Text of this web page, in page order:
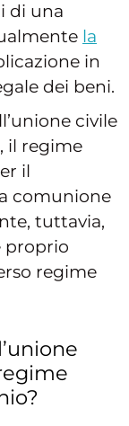
di una
la
in
dei beni.
civile
il regime
il
comunione
tuttavia,
proprio
regime